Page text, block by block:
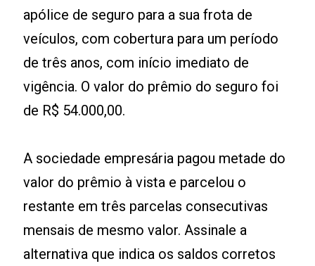
apólice de seguro para a sua frota de
veículos, com cobertura para um período
de três anos, com início imediato de
vigência. O valor do prêmio do seguro foi
de R$ 54.000,00.
A sociedade empresária pagou metade do
valor do prêmio à vista e parcelou o
restante em três parcelas consecutivas
mensais de mesmo valor. Assinale a
alternativa que indica os saldos corretos